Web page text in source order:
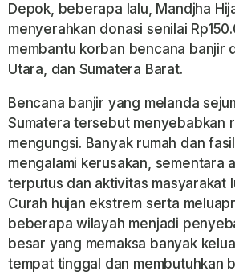
Depok, beberapa lalu, Mandjha
menyerahkan donasi senilai
membantu korban bencana banjir
Utara, dan Sumatera Barat.
Bencana banjir yang melanda
Sumatera tersebut menyebabkan
mengungsi. Banyak rumah dan
mengalami kerusakan, sementara
terputus dan aktivitas masyarakat
Curah hujan ekstrem serta
beberapa wilayah menjadi
besar yang memaksa banyak
tempat tinggal dan membutuhkan